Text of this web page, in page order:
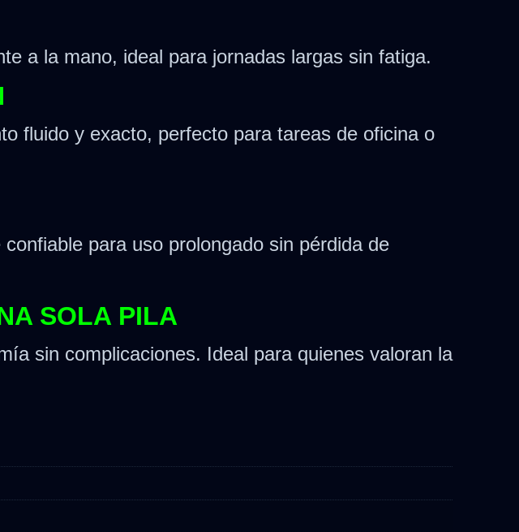
a la mano, ideal para jornadas largas sin fatiga.
fluido y exacto, perfecto para tareas de oficina o
para uso prolongado sin pérdida de
SOLA PILA
sin complicaciones. Ideal para quienes valoran la